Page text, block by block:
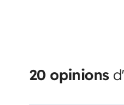
20 opinions